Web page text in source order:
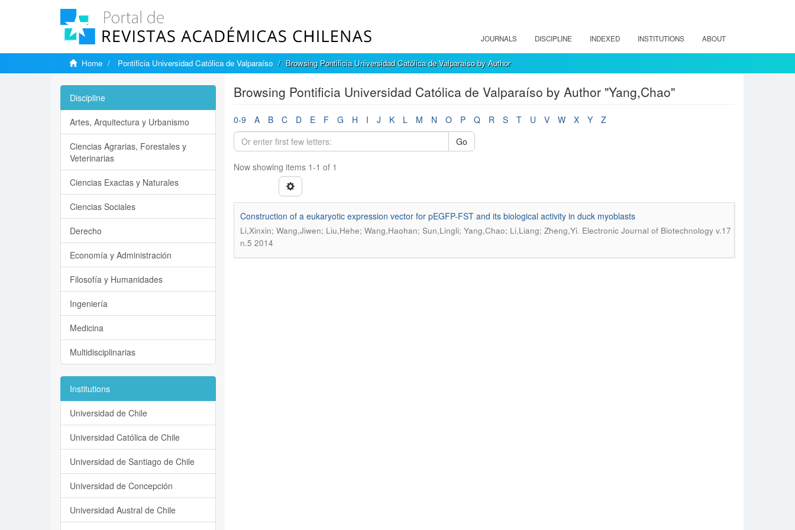
JOURNALS DISCIPLINE INDEXED INSTITUTIONS ABOUT
Home Pontificia Universidad Católica de Valparaíso Browsing Pontificia Universidad Católica de Valparaíso by Author
Browsing Pontificia Universidad Católica de Valparaíso by Author "Yang,Chao"
0-9 A B C D E F G H I J K L M N O P Q R S T U V W X Y
Z
Go
Now showing items 1-1 of 1
Construction of a eukaryotic expression vector for pEGFP-FST and its biological activity in duck myoblasts
Li,Xinxin; Wang,Jiwen; Liu,Hehe; Wang,Haohan; Sun,Lingli; Yang,Chao; Li,Liang; Zheng,Yi. Electronic Journal of Biotechnology v.17
n.5 2014
Discipline
Artes, Arquitectura y Urbanismo
Ciencias Agrarias, Forestales y
Veterinarias
Ciencias Exactas y Naturales
Ciencias Sociales
Derecho
Economía y Administración
Filosofía y Humanidades
Ingeniería
Medicina
Multidisciplinarias
Institutions
Universidad de Chile
Universidad Católica de Chile
Universidad de Santiago de Chile
Universidad de Concepción
Universidad Austral de Chile